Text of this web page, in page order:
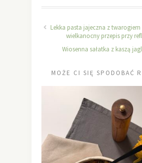
Lekka pasta jajeczna z
wielkanocny przepis przy
Wiosenna sałatka z kaszą
MOŻE CI SIĘ SPODOBAĆ